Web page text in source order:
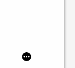
Pięknych w
: tradycyjne